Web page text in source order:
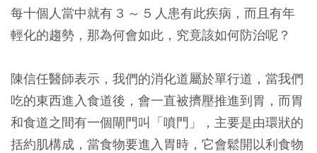
每十個人當中就有 3 ～ 5 人患有此疾病，而且有年
輕化的趨勢，那為何會如此，究竟該如何防治呢？
陳信任醫師表示，我們的消化道屬於單行道，當我們
吃的東西進入食道後，會一直被擠壓推進到胃，而胃
和食道之間有一個閘門叫「噴門」，主要是由環狀的
括約肌構成，當食物要進入胃時，它會鬆開以利食物